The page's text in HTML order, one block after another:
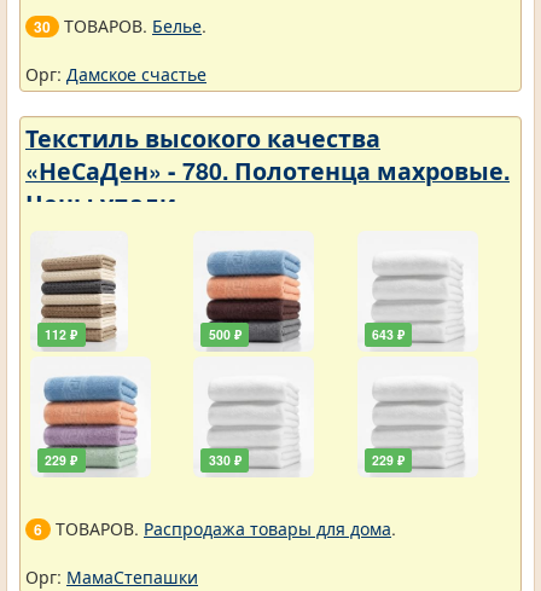
30 ТОВАРОВ. Белье.
Орг: Дамское счастье
Текстиль высокого качества
«НеСаДен» - 780. Полотенца махровые.
Цены упали
112 ₽
229 ₽
500 ₽
330 ₽
643 ₽
229 ₽
6 ТОВАРОВ. Распродажа товары для дома.
Орг: МамаСтепашки